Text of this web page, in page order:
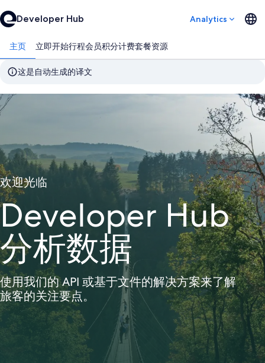
Developer Hub Analytics
主页 立即开始行程会员积分计费套餐资源
这是自动生成的译文
欢迎光临
Developer Hub
分析数据
使用我们的 API 或基于文件的解决方案来了解
旅客的关注要点。